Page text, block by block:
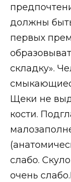
должны
первых
складку».
Щеки не
кости.
слабо.
очень